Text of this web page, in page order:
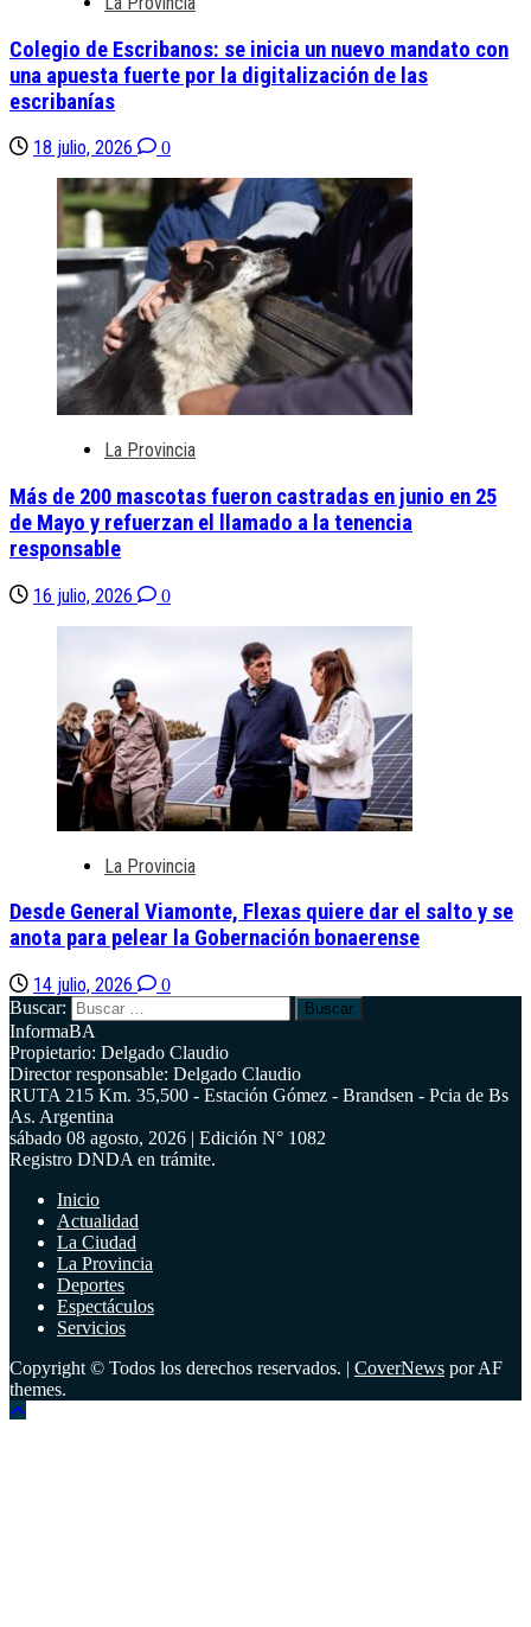
Colegio de Escribanos: se inicia un nuevo mandato con
una apuesta fuerte por la digitalización de las
escribanías
18 julio, 2026 0
La Provincia
Más de 200 mascotas fueron castradas en junio en 25
de Mayo y refuerzan el llamado a la tenencia
responsable
16 julio, 2026 0
La Provincia
Desde General Viamonte, Flexas quiere dar el salto y se
anota para pelear la Gobernación bonaerense
14 julio, 2026
0
Buscar:
InformaBA
Propietario: Delgado Claudio
Director responsable: Delgado Claudio
RUTA 215 Km. 35,500 - Estación Gómez - Brandsen - Pcia de Bs
As. Argentina
sábado 08 agosto, 2026 | Edición N° 1082
Registro DNDA en trámite.
Inicio
Actualidad
La Ciudad
La Provincia
Deportes
Espectáculos
Servicios
Copyright © Todos los derechos reservados. | CoverNews por AF
themes.